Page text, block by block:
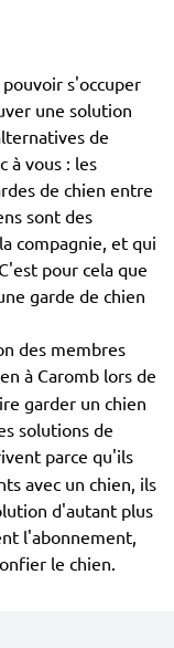
s'occuper
une solution
de
à vous : les
de chien entre
sont des
compagnie, et qui
pour cela que
garde de chien
des membres
à Caromb lors de
garder un chien
solutions de
parce qu'ils
avec un chien, ils
d'autant plus
l'abonnement,
le chien.